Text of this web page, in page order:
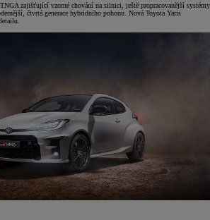
zajišťující vzorné chování na silnici, ještě propracovanější systémy
čtvrtá generace hybridního pohonu. Nová Toyota Yaris